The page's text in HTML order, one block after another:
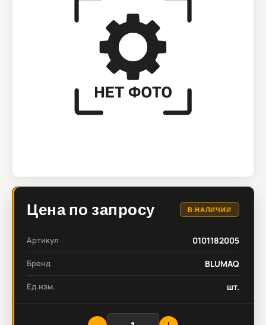
Цена по запросу В НАЛИЧИИ
Артикул 0101182005
Бренд BLUMAQ
Ед.изм. шт.